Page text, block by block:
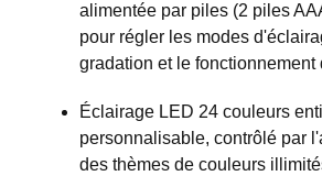
alimentée par piles (2 piles
pour régler les modes
gradation et le fonctionnement
Éclairage LED 24 couleurs
personnalisable, contrôlé par
des thèmes de couleurs